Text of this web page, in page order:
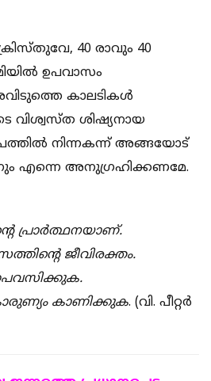
40 രാവും 40
ഉപവാസം
കാലടികള്‍
വിശ്വസ്ത ശിഷ്യനായ
നിന്നകന്ന് അങ്ങയോട്
എന്നെ അനുഗ്രഹിക്കണമേ.
പ്രാര്‍ത്ഥനയാണ്.
ജീവിരക്തം.
കാണിക്കുക. (വി. പീറ്റര്‍